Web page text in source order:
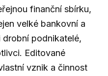
finanční sbírku,
velké bankovní a
podnikatelé,
Editované
vznik a činnost